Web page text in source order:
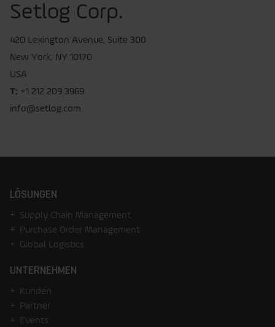
Setlog Corp.
420 Lexington Avenue, Suite 300
New York, NY 10170
USA
T: +1 212 209 3969
info@setlog.com
LÖSUNGEN
Supply Chain Management
Purchase Order Management
Global Logistics
UNTERNEHMEN
Kunden
Partner
Events